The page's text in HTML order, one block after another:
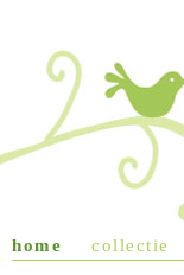
home collectie